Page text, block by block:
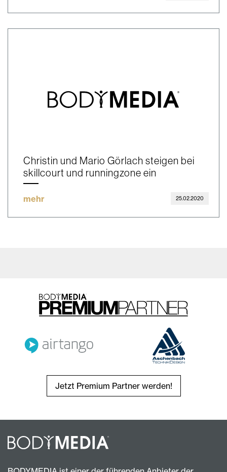
Christin und Mario Görlach steigen bei
skillcourt und runningzone ein
mehr 25.02.2020
Jetzt Premium Partner werden!